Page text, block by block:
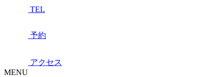
TEL
予約
アクセス
MENU